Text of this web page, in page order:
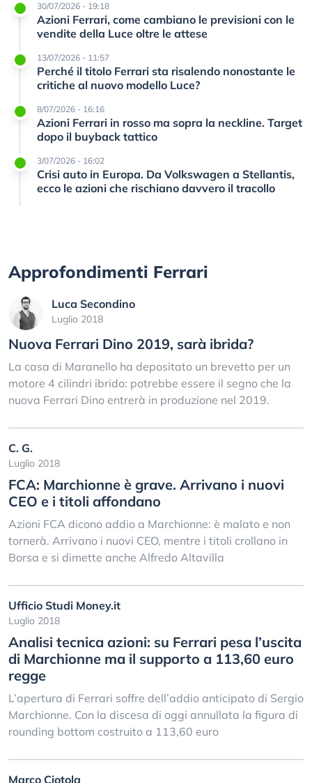
30/07/2026 - 19:18
Azioni Ferrari, come cambiano le previsioni con le
vendite della Luce oltre le attese
13/07/2026 - 11:57
Perché il titolo Ferrari sta risalendo nonostante le
critiche al nuovo modello Luce?
8/07/2026 - 16:16
Azioni Ferrari in rosso ma sopra la neckline. Target
dopo il buyback tattico
3/07/2026 - 16:02
Crisi auto in Europa. Da Volkswagen a Stellantis,
ecco le azioni che rischiano davvero il tracollo
Approfondimenti Ferrari
Luca Secondino
Luglio 2018
Nuova Ferrari Dino 2019, sarà ibrida?
La casa di Maranello ha depositato un brevetto per un
motore 4 cilindri ibrido: potrebbe essere il segno che la
nuova Ferrari Dino entrerà in produzione nel 2019.
C. G.
Luglio 2018
FCA: Marchionne è grave. Arrivano i nuovi
CEO e i titoli affondano
Azioni FCA dicono addio a Marchionne: è malato e non
tornerà. Arrivano i nuovi CEO, mentre i titoli crollano in
Borsa e si dimette anche Alfredo Altavilla
Ufficio Studi Money.it
Luglio 2018
Analisi tecnica azioni: su Ferrari pesa l’uscita
di Marchionne ma il supporto a 113,60 euro
regge
L’apertura di Ferrari soffre dell’addio anticipato di Sergio
Marchionne. Con la discesa di oggi annullata la figura di
rounding bottom costruito a 113,60 euro
Marco Ciotola